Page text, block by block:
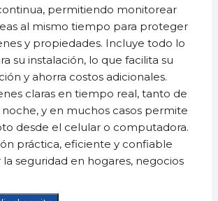
permitiendo monitorear
al mismo tiempo para proteger
y propiedades. Incluye todo lo
su instalación, lo que facilita su
y ahorra costos adicionales.
claras en tiempo real, tanto de
y en muchos casos permite
desde el celular o computadora.
práctica, eficiente y confiable
seguridad en hogares, negocios